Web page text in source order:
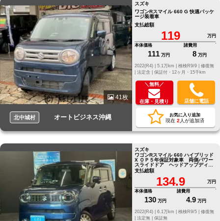
41枚
北中城村 オートビジネス沖縄
スズキ
ワゴンRスマイル 660 G 快適パッケ
ージ装着車
支払総額
119
万円
本体価格
111 万円
諸費用
8 万円
修復無
法定含 | 保証付・12ヶ月・15千km
＼無料／
在庫・見積り 店舗に電話
お気に入り追加
現在 2 人が追加済
スズキ
ワゴンRスマイル 660 ハイブリッド
X ＯＰ５年保証対象車 両側パワー
スライドドア ヘッドアップディス
プレイ クリアランスソナー
支払総額
134.9
万円
本体価格
130 万円
諸費用
4.9 万円
修復無
法定無 | 保証無